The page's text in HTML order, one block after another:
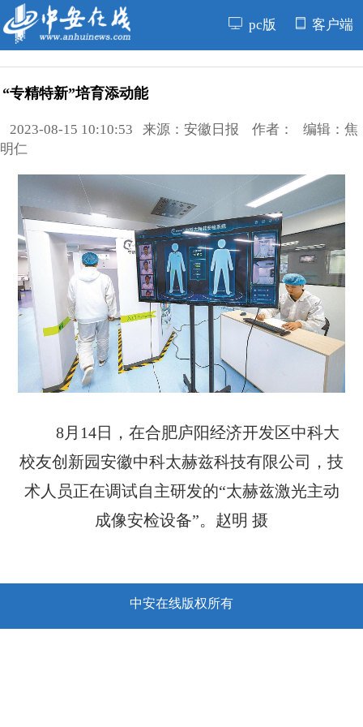
pc版 客户端
“专精特新”培育添动能
2023-08-15 10:10:53 来源：安徽日报 作者： 编辑：焦
明仁
8月14日，在合肥庐阳经济开发区中科大
校友创新园安徽中科太赫兹科技有限公司，技
术人员正在调试自主研发的“太赫兹激光主动
成像安检设备”。赵明 摄
中安在线版权所有